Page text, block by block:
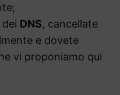
DNS, cancellate
e dovete
vi proponiamo qui